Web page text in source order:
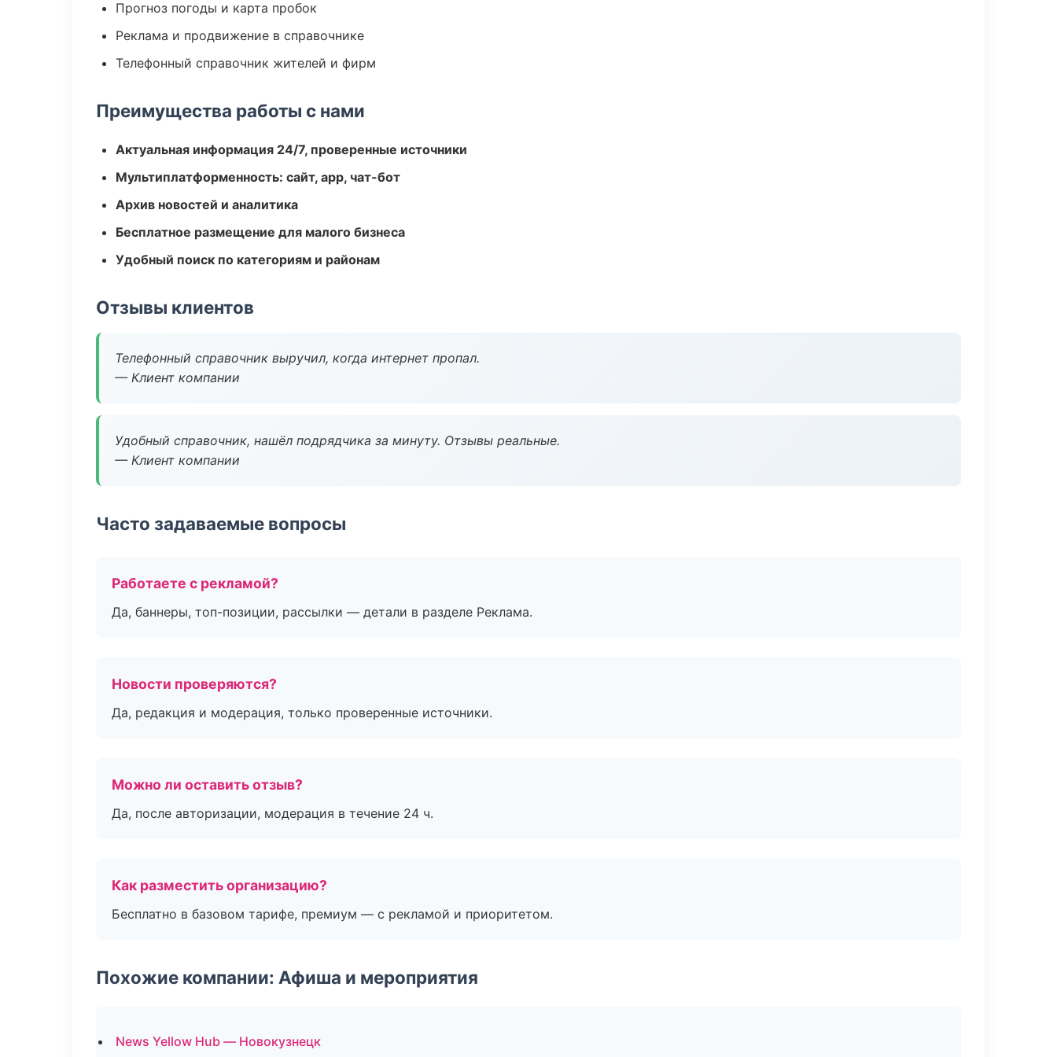
Прогноз погоды и карта пробок
Реклама и продвижение в справочнике
Телефонный справочник жителей и фирм
Преимущества работы с нами
Актуальная информация 24/7, проверенные источники
Мультиплатформенность: сайт, app, чат-бот
Архив новостей и аналитика
Бесплатное размещение для малого бизнеса
Удобный поиск по категориям и районам
Отзывы клиентов
Телефонный справочник выручил, когда интернет пропал.
— Клиент компании
Удобный справочник, нашёл подрядчика за минуту. Отзывы реальные.
— Клиент компании
Часто задаваемые вопросы
Работаете с рекламой?
Да, баннеры, топ-позиции, рассылки — детали в разделе Реклама.
Новости проверяются?
Да, редакция и модерация, только проверенные источники.
Можно ли оставить отзыв?
Да, после авторизации, модерация в течение 24 ч.
Как разместить организацию?
Бесплатно в базовом тарифе, премиум — с рекламой и приоритетом.
Похожие компании: Афиша и мероприятия
News Yellow Hub — Новокузнецк